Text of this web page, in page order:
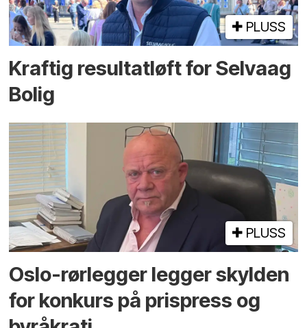
PLUSS
Kraftig resultatløft for Selvaag
Bolig
PLUSS
Oslo-rørlegger legger skylden
for konkurs på prispress og